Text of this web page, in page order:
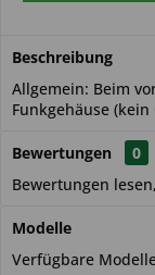
Beschreibung
Allgemein: Beim
Funkgehäuse
Bewertungen
0
Bewertungen
Modelle
Verfügbare